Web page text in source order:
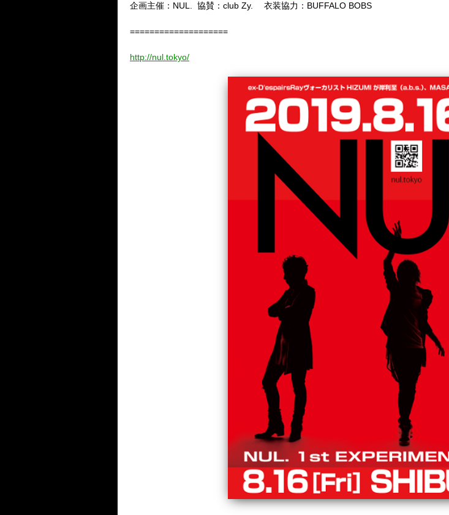
企画主催： NUL. 協賛： club Zy. 衣装協力： BUFFALO BOBS
====================
http://nul.tokyo/